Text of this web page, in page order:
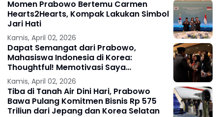
Momen Prabowo Bertemu Carmen
Hearts2Hearts, Kompak Lakukan Simbol
Jari Hati
Kamis, April 02, 2026
Dapat Semangat dari Prabowo,
Mahasiswa Indonesia di Korea:
Thoughtful! Memotivasi Saya
Berkontribusi bagi Indonesia
Kamis, April 02, 2026
Tiba di Tanah Air Dini Hari, Prabowo
Bawa Pulang Komitmen Bisnis Rp 575
Triliun dari Jepang dan Korea Selatan